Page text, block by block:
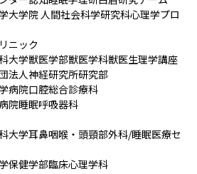
大学院 人間社会科学研究科心理学プロ
ニック
大学獣医学部獣医学科獣医生理学講座
法人神経研究所研究部
病院口腔総合診療科
院睡眠呼吸器科
大学耳鼻咽喉・頭頸部外科/睡眠医療セ
保健学部臨床心理学科